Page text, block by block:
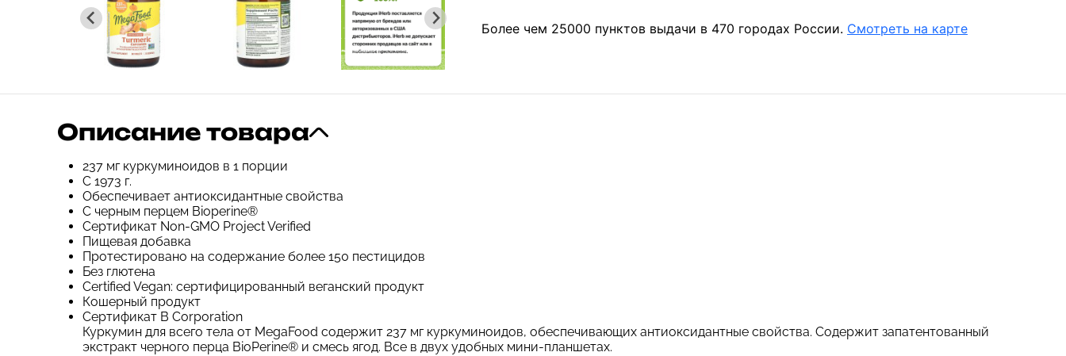
Более чем 25000 пунктов выдачи в 470 городах России. Смотреть на карте
Описание товара
237 мг куркуминоидов в 1 порции
С 1973 г.
Обеспечивает антиоксидантные свойства
С черным перцем Bioperine®
Сертификат Non-GMO Project Verified
Пищевая добавка
Протестировано на содержание более 150 пестицидов
Без глютена
Certified Vegan: сертифицированный веганский продукт
Кошерный продукт
Сертификат B Corporation
Куркумин для всего тела от MegaFood содержит 237 мг куркуминоидов, обеспечивающих антиоксидантные свойства. Содержит запатентованный
экстракт черного перца BioPerine® и смесь ягод. Все в двух удобных мини-планшетах.